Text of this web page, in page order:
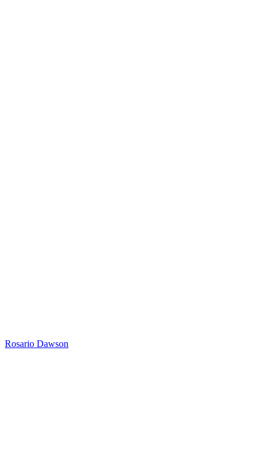
Rosario Dawson